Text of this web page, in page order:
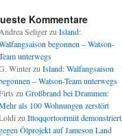
Kommentare
Andrea Seligerzu Island:
begonnen – Watson-
unterwegs
Winterzu Island: Walfangsaison
– Watson-Team unterwegs
zu Großbrand bei Drammen:
als 100 Wohnungen zerstört
zu Ittoqqortoormiit demonstriert
gegen Ölprojekt auf Jameson Land